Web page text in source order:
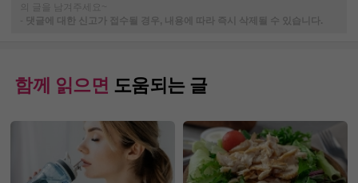
의 글을 남겨주세요~
-
댓글에 대한 신고가 접수될 경우, 내용에 따라 즉시 삭제될 수 있습니다.
함께 읽으면 도움되는 글